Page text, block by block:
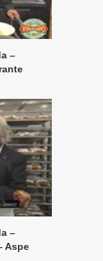
–
–
Aspe